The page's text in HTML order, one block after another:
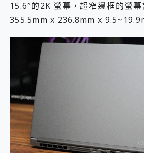
15.6″的2K 螢幕，超窄邊框的螢
355.5mm x 236.8mm x